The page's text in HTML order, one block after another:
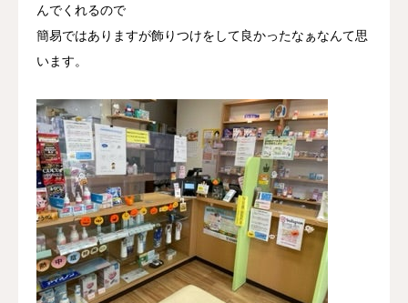
んでくれるので
簡易ではありますが飾りつけをして良かったなぁなんて思
います。